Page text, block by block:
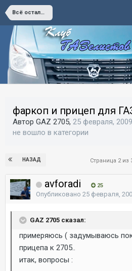
Всё остальное, что не вошло в категории
фаркоп и прицеп для
Автор GAZ 2705, 25 февраля, 2009
не вошло в категории
НАЗАД Страница 2 из
avforadi 25
Опубликовано 25 февраля,
GAZ 2705 сказал:
примеряюсь ( задумываюсь
прицепа к 2705..
итак, вопросы :